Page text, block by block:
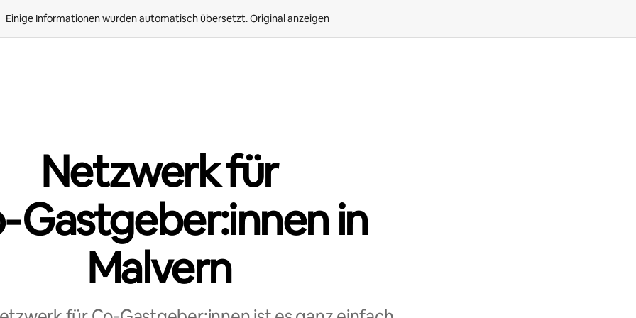
Einige Informationen wurden automatisch übersetzt. Original anzeigen
Netzwerk für
in
Malvern